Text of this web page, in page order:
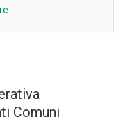
Comuni